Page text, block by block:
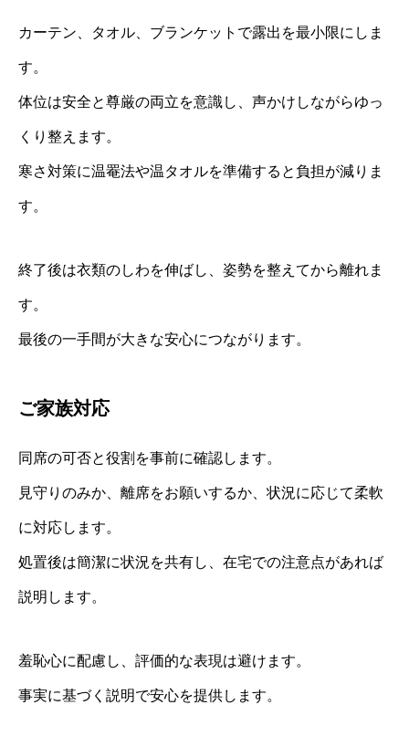
カーテン、タオル、ブランケットで露出を最小限にしま
す。
体位は安全と尊厳の両立を意識し、声かけしながらゆっ
くり整えます。
寒さ対策に温罨法や温タオルを準備すると負担が減りま
す。
終了後は衣類のしわを伸ばし、姿勢を整えてから離れま
す。
最後の一手間が大きな安心につながります。
ご家族対応
同席の可否と役割を事前に確認します。
見守りのみか、離席をお願いするか、状況に応じて柔軟
に対応します。
処置後は簡潔に状況を共有し、在宅での注意点があれば
説明します。
羞恥心に配慮し、評価的な表現は避けます。
事実に基づく説明で安心を提供します。